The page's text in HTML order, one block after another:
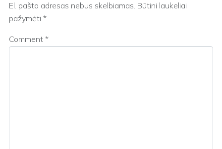
El. pašto adresas nebus skelbiamas. Būtini laukeliai
pažymėti *
Comment *